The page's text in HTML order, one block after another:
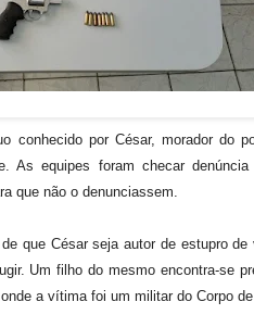
conhecido por César, morador do
As equipes foram checar
que não o denunciassem.
que César seja autor de estupro
Um filho do mesmo encontra-se
a vítima foi um militar do Corpo